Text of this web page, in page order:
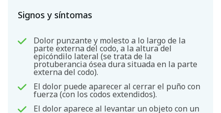
Signos y síntomas
Dolor punzante y molesto a lo largo de la
parte externa del codo, a la altura del
epicóndilo lateral (se trata de la
protuberancia ósea dura situada en la parte
externa del codo).
El dolor puede aparecer al cerrar el puño con
fuerza (con los codos extendidos).
El dolor aparece al levantar un objeto con un